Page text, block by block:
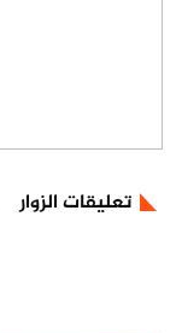
تعليقات الزوار